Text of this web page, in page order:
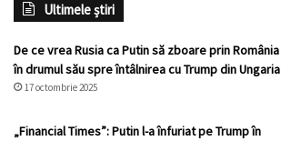
Ultimele știri
De ce vrea Rusia ca Putin să zboare prin România
în drumul său spre întâlnirea cu Trump din Ungaria
17 octombrie 2025
„Financial Times”: Putin l-a înfuriat pe Trump în